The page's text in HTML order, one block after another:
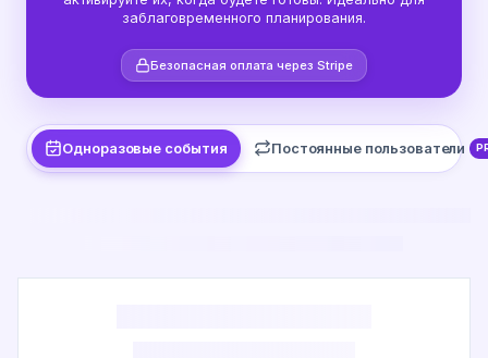
заблаговременного планирования.
Безопасная оплата через Stripe
Одноразовые события Постоянные пользователи